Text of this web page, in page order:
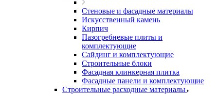
Стеновые и фасадные материалы
Искусственный камень
Кирпич
Пазогребневые плиты и
комплектующие
Сайдинг и комплектующие
Строительные блоки
Фасадная клинкерная плитка
Фасадные панели и комплектующие
Строительные расходные материалы